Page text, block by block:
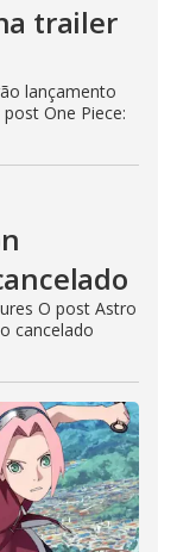
trailer
lançamento
One Piece:
O post Astro
cancelado